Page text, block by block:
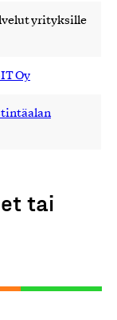
yrityksille
Oy
tai